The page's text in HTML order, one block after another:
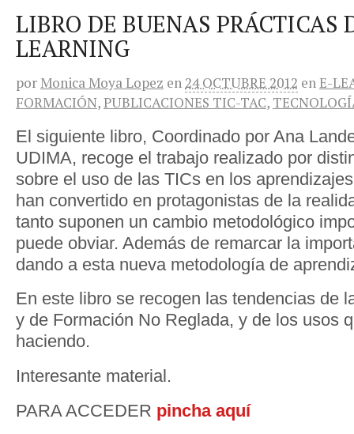
LIBRO DE BUENAS PRÁCTICAS
LEARNING
por Monica Moya Lopez en 24 OCTUBRE 2012 enE-
FORMACIÓN,PUBLICACIONES TIC-TAC,
El siguiente libro, Coordinado por Ana
UDIMA, recoge el trabajo realizado por
sobre el uso de las TICs en los
han convertido en protagonistas de la
tanto suponen un cambio metodológico
puede obviar. Además de remarcar la
dando a esta nueva metodología de
En este libro se recogen las tendencias de
y de Formación No Reglada, y de los usos
haciendo.
Interesante material.
PARA ACCEDER pincha aquí